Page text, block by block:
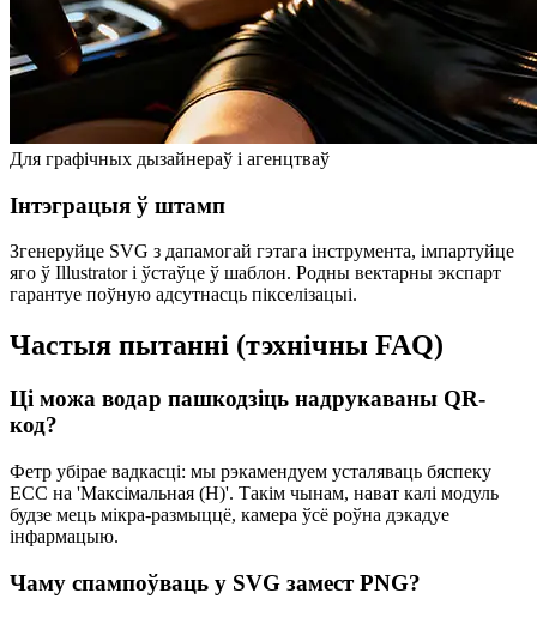
Для графічных дызайнераў і агенцтваў
Інтэграцыя ў штамп
Згенеруйце SVG з дапамогай гэтага інструмента, імпартуйце
яго ў Illustrator і ўстаўце ў шаблон. Родны вектарны экспарт
гарантуе поўную адсутнасць пікселізацыі.
Частыя пытанні (тэхнічны FAQ)
Ці можа водар пашкодзіць надрукаваны QR-
код?
Фетр убірае вадкасці: мы рэкамендуем усталяваць бяспеку
ECC на 'Максімальная (H)'. Такім чынам, нават калі модуль
будзе мець мікра-размыццё, камера ўсё роўна дэкадуе
інфармацыю.
Чаму спампоўваць у SVG замест PNG?